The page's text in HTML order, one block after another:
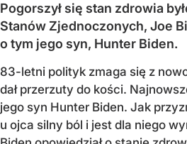
Pogorszył się stan zdrowia
Stanów Zjednoczonych, Joe
o tym jego syn, Hunter Biden.
83-letni polityk zmaga się z
dał przerzuty do kości.
jego syn Hunter Biden. Jak
u ojca silny ból i jest dla niego